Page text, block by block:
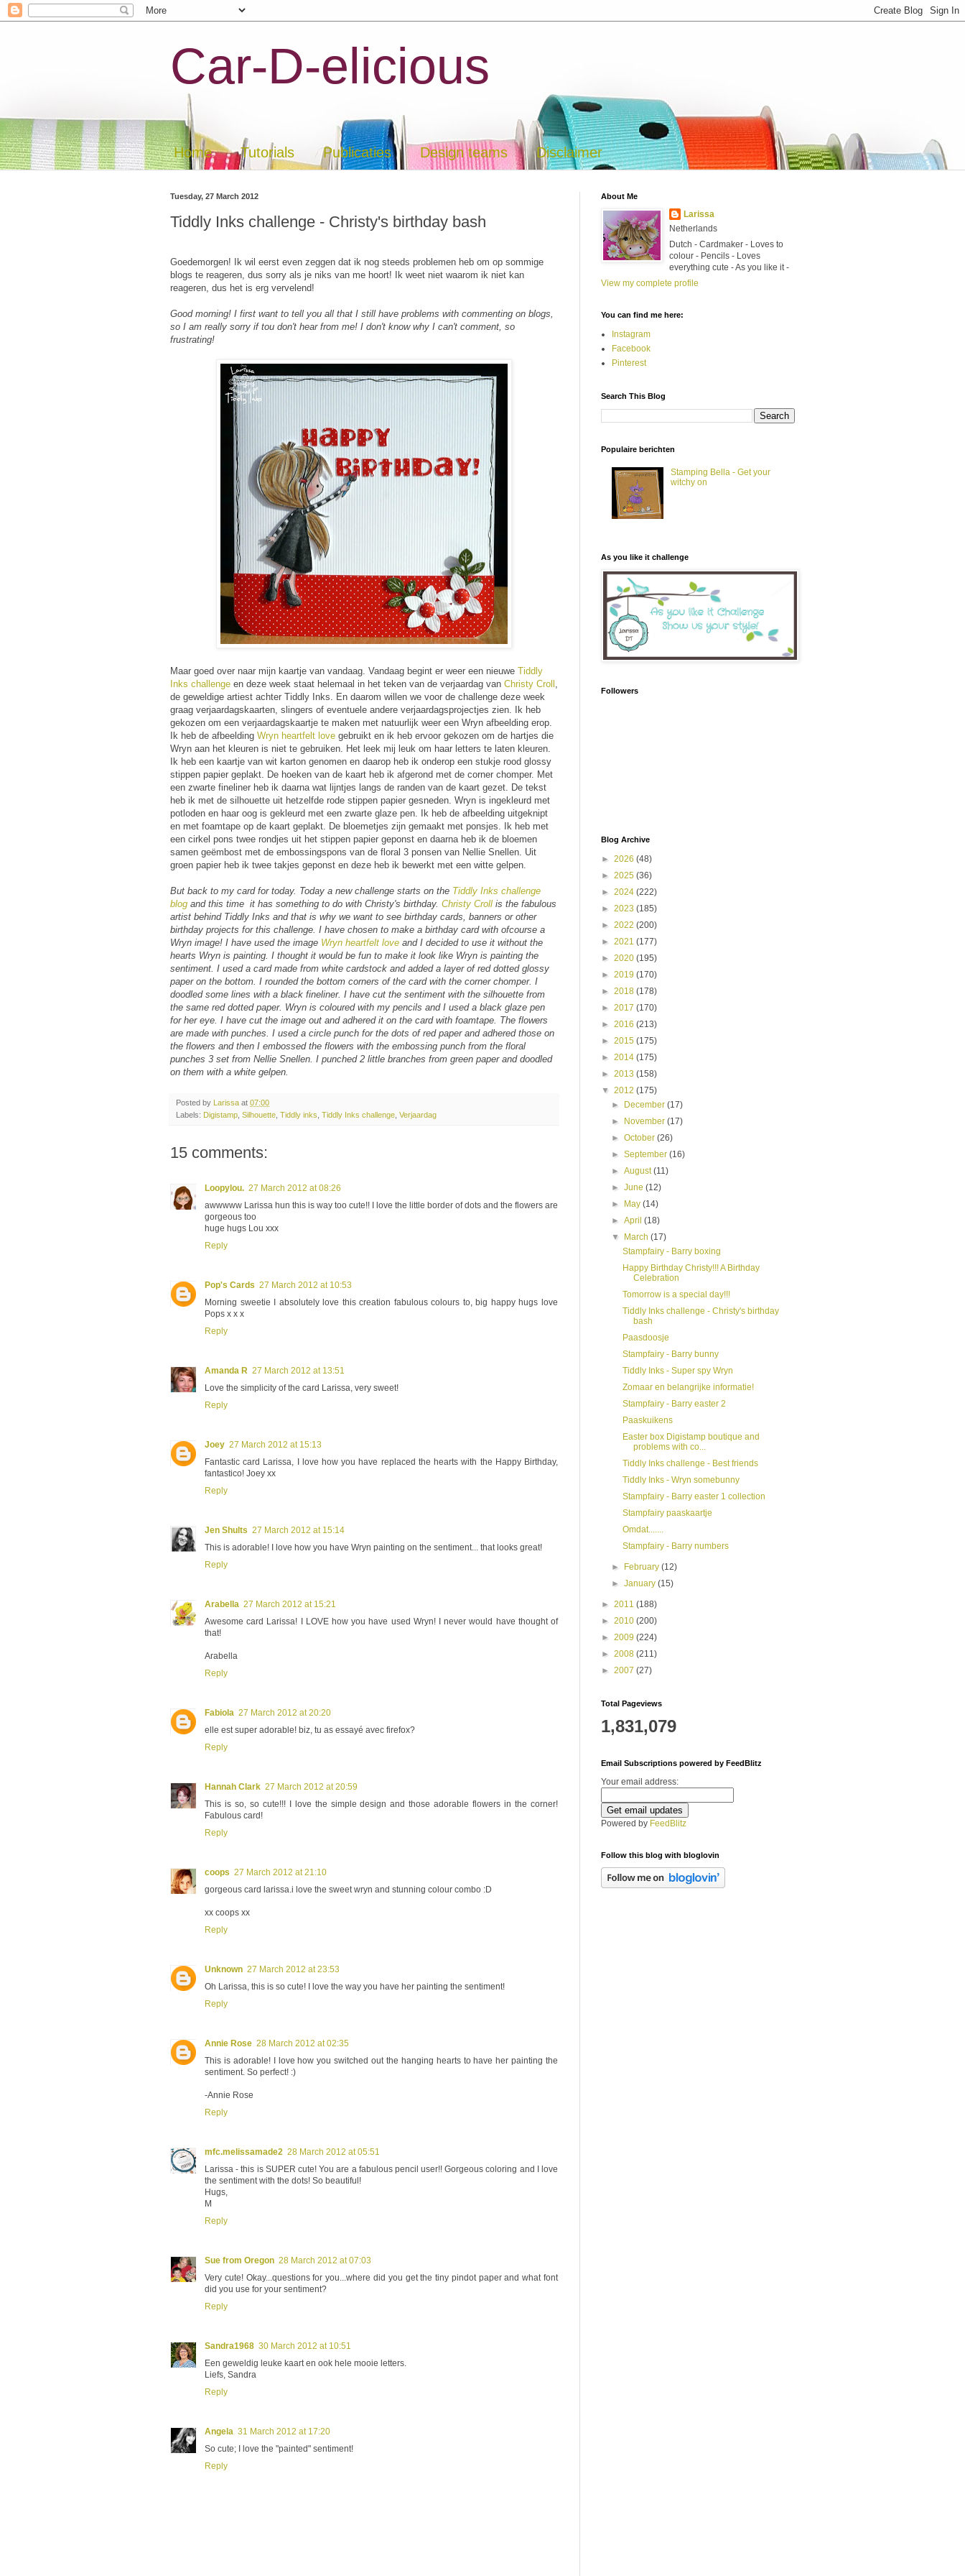
Car-D-elicious
Home Tutorials Publicaties Design teams Disclaimer
Tuesday, 27 March 2012
Tiddly Inks challenge - Christy's birthday bash
Goedemorgen! Ik wil eerst even zeggen dat ik nog steeds problemen heb om op sommige
blogs te reageren, dus sorry als je niks van me hoort! Ik weet niet waarom ik niet kan
reageren, dus het is erg vervelend!
Good morning! I first want to tell you all that I still have problems with commenting on blogs,
so I am really sorry if tou don't hear from me! I don't know why I can't comment, so
frustrating!
Maar goed over naar mijn kaartje van vandaag. Vandaag begint er weer een nieuwe Tiddly
Inks challenge en deze week staat helemaal in het teken van de verjaardag van Christy Croll
de geweldige artiest achter Tiddly Inks. En daarom willen we voor de challenge deze week
graag verjaardagskaarten, slingers of eventuele andere verjaardagsprojectjes zien. Ik heb
gekozen om een verjaardagskaartje te maken met natuurlijk weer een Wryn afbeelding erop.
Ik heb de afbeelding Wryn heartfelt love gebruikt en ik heb ervoor gekozen om de hartjes die
Wryn aan het kleuren is niet te gebruiken. Het leek mij leuk om haar letters te laten kleuren.
Ik heb een kaartje van wit karton genomen en daarop heb ik onderop een stukje rood glossy
stippen papier geplakt. De hoeken van de kaart heb ik afgerond met de corner chomper. Met
een zwarte fineliner heb ik daarna wat lijntjes langs de randen van de kaart gezet. De tekst
heb ik met de silhouette uit hetzelfde rode stippen papier gesneden. Wryn is ingekleurd met
potloden en haar oog is gekleurd met een zwarte glaze pen. Ik heb de afbeelding uitgeknipt
en met foamtape op de kaart geplakt. De bloemetjes zijn gemaakt met ponsjes. Ik heb met
een cirkel pons twee rondjes uit het stippen papier geponst en daarna heb ik de bloemen
samen geëmbost met de embossingspons van de floral 3 ponsen van Nellie Snellen. Uit
groen papier heb ik twee takjes geponst en deze heb ik bewerkt met een witte gelpen.
But back to my card for today. Today a new challenge starts on the Tiddly Inks challenge
blog and this time it has something to do with Christy's birthday. Christy Croll is the fabulous
artist behind Tiddly Inks and that is why we want to see birthday cards, banners or other
birthday projects for this challenge. I have chosen to make a birthday card with ofcourse a
Wryn image! I have used the image Wryn heartfelt love and I decided to use it without the
hearts Wryn is painting. I thought it would be fun to make it look like Wryn is painting the
sentiment. I used a card made from white cardstock and added a layer of red dotted glossy
paper on the bottom. I rounded the bottom corners of the card with the corner chomper. I
doodled some lines with a black fineliner. I have cut the sentiment with the silhouette from
the same red dotted paper. Wryn is coloured with my pencils and I used a black glaze pen
for her eye. I have cut the image out and adhered it on the card with foamtape. The flowers
are made with punches. I used a circle punch for the dots of red paper and adhered those on
the flowers and then I embossed the flowers with the embossing punch from the floral
punches 3 set from Nellie Snellen. I punched 2 little branches from green paper and doodled
on them with a white gelpen.
Posted by Larissa at 07:00
Labels: Digistamp Silhouette Tiddly inks Tiddly Inks challenge Verjaardag
15 comments:
Loopylou. 27 March 2012 at 08:26
awwwww Larissa hun this is way too cute!! I love the little border of dots and the flowers are
gorgeous too
huge hugs Lou xxx
Reply
Pop's Cards 27 March 2012 at 10:53
Morning sweetie I absolutely love this creation fabulous colours to, big happy hugs love
Pops x x x
Reply
Amanda R 27 March 2012 at 13:51
Love the simplicity of the card Larissa, very sweet!
Reply
Joey 27 March 2012 at 15:13
Fantastic card Larissa, I love how you have replaced the hearts with the Happy Birthday,
fantastico! Joey xx
Reply
Jen Shults 27 March 2012 at 15:14
This is adorable! I love how you have Wryn painting on the sentiment... that looks great!
Reply
Arabella 27 March 2012 at 15:21
Awesome card Larissa! I LOVE how you have used Wryn! I never would have thought of
that!
Arabella
Reply
Fabiola 27 March 2012 at 20:20
elle est super adorable! biz, tu as essayé avec firefox?
Reply
Hannah Clark 27 March 2012 at 20:59
This is so, so cute!!! I love the simple design and those adorable flowers in the corner!
Fabulous card!
Reply
coops 27 March 2012 at 21:10
gorgeous card larissa.i love the sweet wryn and stunning colour combo :D
xx coops xx
Reply
Unknown 27 March 2012 at 23:53
Oh Larissa, this is so cute! I love the way you have her painting the sentiment!
Reply
Annie Rose 28 March 2012 at 02:35
This is adorable! I love how you switched out the hanging hearts to have her painting the
sentiment. So perfect! :)
-Annie Rose
Reply
mfc.melissamade2 28 March 2012 at 05:51
Larissa - this is SUPER cute! You are a fabulous pencil user!! Gorgeous coloring and I love
the sentiment with the dots! So beautiful!
Hugs,
M
Reply
Sue from Oregon 28 March 2012 at 07:03
Very cute! Okay...questions for you...where did you get the tiny pindot paper and what font
did you use for your sentiment?
Reply
Sandra1968 30 March 2012 at 10:51
Een geweldig leuke kaart en ook hele mooie letters.
Liefs, Sandra
Reply
Angela 31 March 2012 at 17:20
So cute; I love the "painted" sentiment!
Reply
About Me
Larissa
Netherlands
Dutch - Cardmaker - Loves to
colour - Pencils - Loves
everything cute - As you like it -
View my complete profile
You can find me here:
Instagram
Facebook
Pinterest
Search This Blog
Populaire berichten
Stamping Bella - Get your
witchy on
As you like it challenge
Followers
Blog Archive
► 2026 (48)
► 2025 (36)
► 2024 (222)
► 2023 (185)
► 2022 (200)
► 2021 (177)
► 2020 (195)
► 2019 (170)
► 2018 (178)
► 2017 (170)
► 2016 (213)
► 2015 (175)
► 2014 (175)
► 2013 (158)
▼ 2012 (175)
► December(17)
► November(17)
►October(26)
►September(16)
►August(11)
►June(12)
► May(14)
►April(18)
▼ March(17)
Stampfairy - Barry boxing
Happy Birthday Christy!!! A Birthday
Celebration
Tomorrow is a special day!!!
Tiddly Inks challenge - Christy's birthday
bash
Paasdoosje
Stampfairy - Barry bunny
Tiddly Inks - Super spy Wryn
Zomaar en belangrijke informatie!
Stampfairy - Barry easter 2
Paaskuikens
Easter box Digistamp boutique and
problems with co...
Tiddly Inks challenge - Best friends
Tiddly Inks - Wryn somebunny
Stampfairy - Barry easter 1 collection
Stampfairy paaskaartje
Omdat.......
Stampfairy - Barry numbers
► February(12)
►January(15)
► 2011 (188)
► 2010 (200)
► 2009 (224)
► 2008 (211)
► 2007 (27)
Total Pageviews
1,831,079
Email Subscriptions powered by FeedBlitz
Your email address:
Powered by FeedBlitz
Follow this blog with bloglovin